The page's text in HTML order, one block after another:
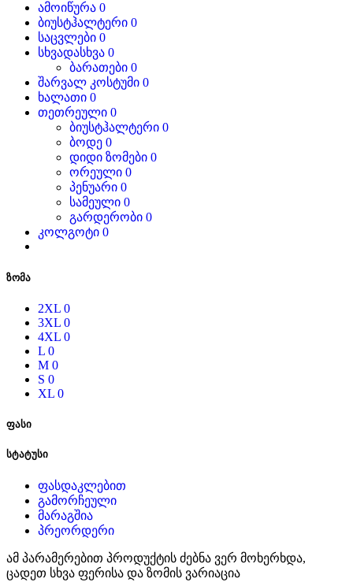
ამოიწურა 0
ბიუსტჰალტერი 0
საცვლები 0
სხვადასხვა 0
ბარათები 0
შარვალ კოსტუმი 0
ხალათი 0
თეთრეული 0
ბიუსტჰალტერი 0
ბოდე 0
დიდი ზომები 0
ორეული 0
პენუარი 0
სამეული 0
გარდერობი 0
კოლგოტი 0
ზომა
2XL 0
3XL 0
4XL 0
L 0
M 0
S 0
XL 0
ფასი
სტატუსი
ფასდაკლებით
გამორჩეული
მარაგშია
პრეორდერი
ამ პარამერებით პროდუქტის ძებნა ვერ მოხერხდა,
ცადეთ სხვა ფერისა და ზომის ვარიაცია